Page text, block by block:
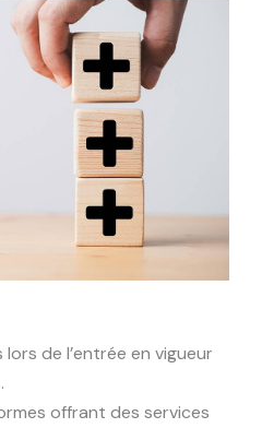
de l’entrée en vigueur
offrant des services